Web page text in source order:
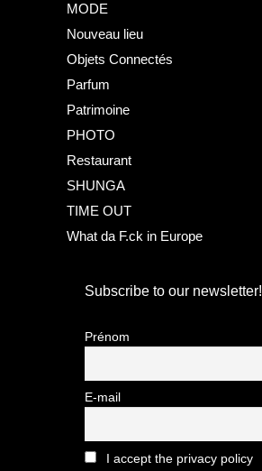
MODE
Nouveau lieu
Objets Connectés
Parfum
Patrimoine
PHOTO
Restaurant
SHUNGA
TIME OUT
What da F.ck in Europe
Subscribe to our newsletter!
Prénom
E-mail
I accept the privacy policy